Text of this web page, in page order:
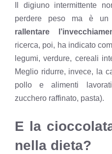
Il digiuno intermittente
perdere peso ma è un
rallentare
ricerca, poi, ha indicato
legumi, verdure, cereali
Meglio ridurre, invece, la
pollo e alimenti
zucchero raffinato, pasta).
E la
nella dieta?